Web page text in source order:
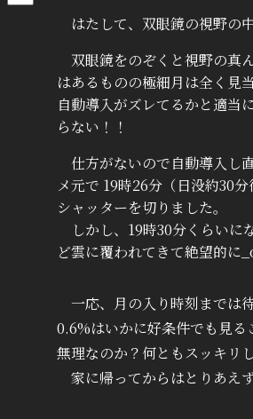
はたして、双眼鏡の視野の
双眼鏡をのぞくと視野の真
はあるものの極細月は全く見
自動導入がズレてるかと適当
らない！！
仕方がないので自動導入し
メ元で 19時26分（日没約30
シャッターを切りました。
しかし、19時30分くらいに
ど雲に覆われてきて絶望的に
一応、月の入り時刻までは
0.6%はいかに好条件でも見
無理なのか？何ともスッキリ
家に帰ってからはとりあえ